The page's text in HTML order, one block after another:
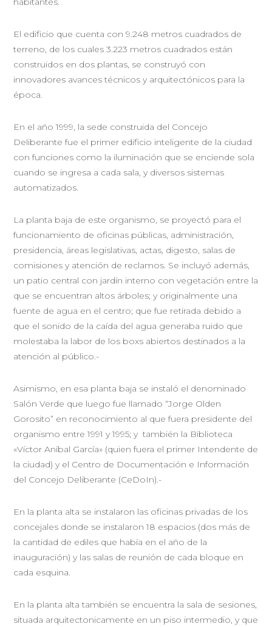
El edificio que cuenta con 9.248 metros cuadrados de
terreno, de los cuales 3.223 metros cuadrados están
construidos en dos plantas, se construyó con
innovadores avances técnicos y arquitectónicos para la
época.
En el año 1999, la sede construida del Concejo
Deliberante fue el primer edificio inteligente de la ciudad
con funciones como la iluminación que se enciende sola
cuando se ingresa a cada sala, y diversos sistemas
automatizados.
La planta baja de este organismo, se proyectó para el
funcionamiento de oficinas públicas, administración,
presidencia, áreas legislativas, actas, digesto, salas de
comisiones y atención de reclamos. Se incluyó además,
un patio central con jardín interno con vegetación entre la
que se encuentran altos árboles; y originalmente una
fuente de agua en el centro; que fue retirada debido a
que el sonido de la caída del agua generaba ruido que
molestaba la labor de los boxs abiertos destinados a la
atención al público.-
Asimismo, en esa planta baja se instaló el denominado
Salón Verde que luego fue llamado “Jorge Olden
Gorosito” en reconocimiento al que fuera presidente del
organismo entre 1991 y 1995; y también la Biblioteca
«Víctor Aníbal García» (quien fuera el primer Intendente de
la ciudad) y el Centro de Documentación e Información
del Concejo Deliberante (CeDoIn).-
En la planta alta se instalaron las oficinas privadas de los
concejales donde se instalaron 18 espacios (dos más de
la cantidad de ediles que había en el año de la
inauguración) y las salas de reunión de cada bloque en
cada esquina.
En la planta alta también se encuentra la sala de sesiones,
situada arquitectonicamente en un piso intermedio, y que